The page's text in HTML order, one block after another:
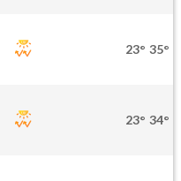
23° 35°
23° 34°